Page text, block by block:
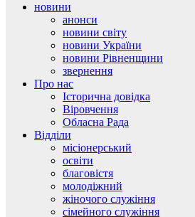
новини
анонси
новини світу
новини України
новини Рівненщини
звернення
Про нас
Історична довідка
Віровчення
Обласна Рада
Відділи
місіонерський
освіти
благовістя
молодіжний
жіночого служіння
сімейного служіння